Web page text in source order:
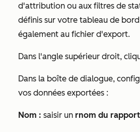
d'attribution ou aux filtres de
définis sur votre tableau de
également au fichier d'export.
Dans l'angle supérieur droit,
Dans la boîte de dialogue,
vos données exportées :
Nom : saisir un rnom du rapport